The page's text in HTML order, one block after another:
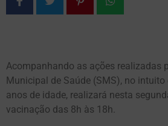
Acompanhando as ações realizadas
Municipal de Saúde (SMS), no
anos de idade, realizará nesta
vacinação das 8h às 18h.